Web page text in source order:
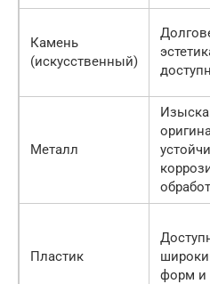
Камень
(искусственный)
Металл
Пластик
форм и